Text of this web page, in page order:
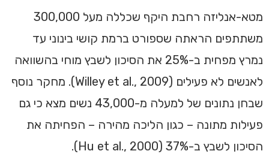
מטא-אנליזה רחבת היקף שכללה מעל 300,000
משתתפים הראתה שספורט ברמת קושי בינוני עד
נמרץ מפחית ב-25% את הסיכון לשבץ מוחי בהשוואה
לאנשים לא פעילים (Willey et al., 2009). מחקר נוסף
שבחן נתונים של למעלה מ-43,000 נשים מצא כי גם
פעילות מתונה – כגון הליכה מהירה – הפחיתה את
הסיכון לשבץ ב-37% (Hu et al., 2000).